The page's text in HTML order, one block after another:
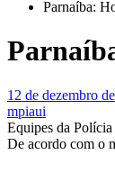
Parnaíba:
12 de dezembro
mpiaui
Equipes da
De acordo com o